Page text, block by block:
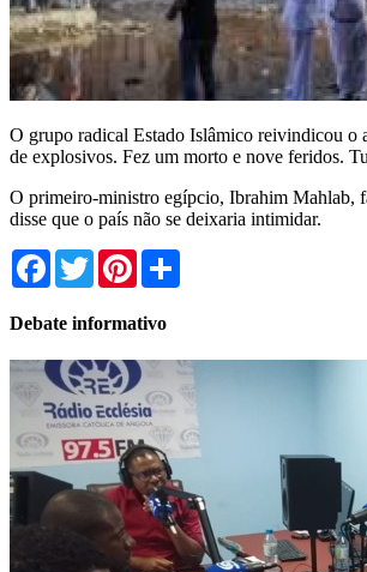
O grupo radical Estado Islâmico reivindicou o
de explosivos. Fez um morto e nove feridos.
O primeiro-ministro egípcio, Ibrahim Mahlab,
disse que o país não se deixaria intimidar.
Facebook
TwitterPinterest
Debate informativo